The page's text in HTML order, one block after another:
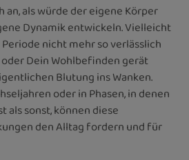
an, als würde der eigene Körper
Dynamik entwickeln. Vielleicht
nicht mehr so verlässlich
Dein Wohlbefinden gerät
Blutung ins Wanken.
oder in Phasen, in denen
als sonst, können diese
den Alltag fordern und für